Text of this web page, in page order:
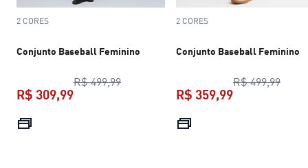
2 CORES
Conjunto Baseball Feminino
R$ 499,99preço original R$ 499,99
R$ 309,99
preço atual R$ 309,99
2 CORES
Conjunto Baseball Feminino
R$ 499,99
R$ 359,99